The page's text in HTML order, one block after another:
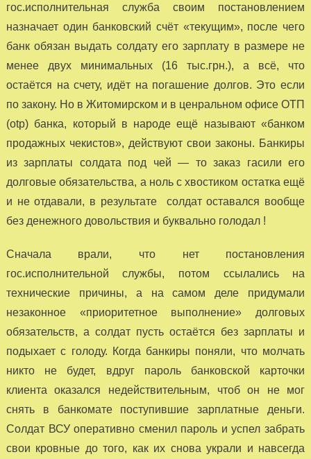
гос.исполнительная служба своим постановлением
назначает один банковский счёт «текущим», после чего
банк обязан выдать солдату его зарплату в размере не
менее двух минимальных (16 тыс.грн.), а всё, что
остаётся на счету, идёт на погашение долгов. Это если
по закону. Но в Житомирском и в ценральном офисе ОТП
(otp) банка, который в народе ещё называют «банком
продажных чекистов», действуют свои законы. Банкиры
из зарплаты солдата под чей — то заказ гасили его
долговые обязательства, а ноль с хвостиком остатка ещё
и не отдавали, в результате солдат оставался вообще
без денежного довольствия и буквально голодал !
Сначала врали, что нет постановления
гос.исполнительной службы, потом ссылались на
технические причины, а на самом деле придумали
незаконное «приоритетное выполнение» долговых
обязательств, а солдат пусть остаётся без зарплаты и
подыхает с голоду. Когда банкиры поняли, что молчать
никто не будет, вдруг пароль банковской карточки
клиента оказался недействительным, чтоб он не мог
снять в банкомате поступившие зарплатные деньги.
Солдат ВСУ оперативно сменил пароль и успел забрать
свои кровные до того, как их снова украли и навсегда